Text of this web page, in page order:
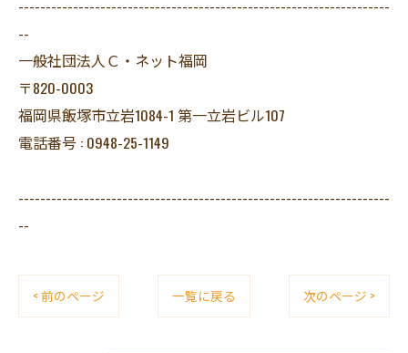
--------------------------------------------------------------------
--
一般社団法人Ｃ・ネット福岡
〒820-0003
福岡県飯塚市立岩1084-1 第一立岩ビル107
電話番号 : 0948-25-1149
--------------------------------------------------------------------
--
< 前のページ 一覧に戻る 次のページ >